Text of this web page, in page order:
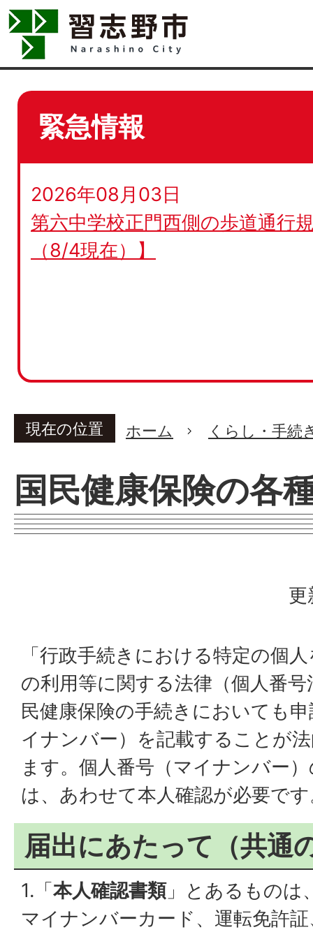
緊急情報
2026年08月03日
第六中学校正門西側の歩道通行
（8/4現在）】
現在の位置 ホーム くらし・手続
国民健康保険の各
更
「行政手続きにおける特定の個
の利用等に関する法律（個人番
民健康保険の手続きにおいても
イナンバー）を記載することが
ます。個人番号（マイナンバー
は、あわせて本人確認が必要で
届出にあたって（共通
1.「本人確認書類」とあるものは
マイナンバーカード、運転免許